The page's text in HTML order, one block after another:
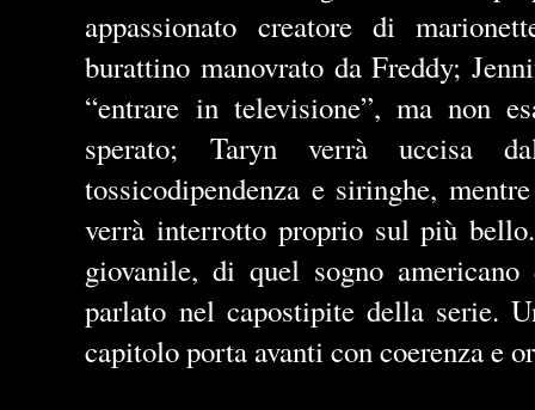
appassionato creatore di
burattino manovrato da Freddy;
“entrare in televisione”, ma non
sperato; Taryn verrà uccisa
tossicodipendenza e siringhe,
verrà interrotto proprio sul più
giovanile, di quel sogno
parlato nel capostipite della serie.
capitolo porta avanti con coerenza e